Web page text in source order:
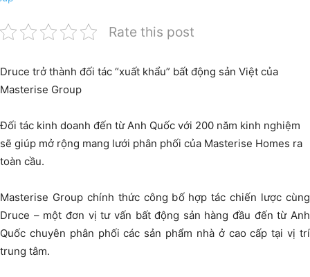
Rate this post
Druce trở thành đối tác “xuất khẩu” bất động sản Việt của
Masterise Group
Đối tác kinh doanh đến từ Anh Quốc với 200 năm kinh nghiệm
sẽ giúp mở rộng mang lưới phân phối của Masterise Homes ra
toàn cầu.
Masterise Group chính thức công bố hợp tác chiến lược cùng
Druce – một đơn vị tư vấn bất động sản hàng đầu đến từ Anh
Quốc chuyên phân phối các sản phẩm nhà ở cao cấp tại vị trí
trung tâm.